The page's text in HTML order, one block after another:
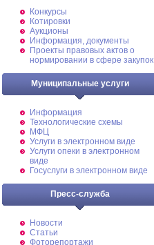
Конкурсы
Котировки
Аукционы
Информация, документы
Проекты правовых актов о
нормировании в сфере закупок
Муниципальные услуги
Информация
Технологические схемы
МФЦ
Услуги в электронном виде
Услуги опеки в электронном
виде
Госуслуги в электронном виде
Пресс-служба
Новости
Статьи
Фоторепортажи